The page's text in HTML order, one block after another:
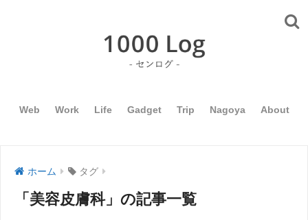
Web Work Life Gadget Trip Nagoya About
ホーム タグ
「美容皮膚科」の記事一覧